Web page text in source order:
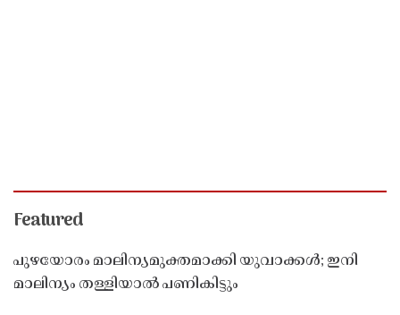
Featured
പുഴയോരം മാലിന്യമുക്തമാക്കി യുവാക്കൾ; ഇനി
മാലിന്യം തള്ളിയാൽ പണികിട്ടും